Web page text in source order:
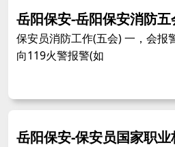
岳阳保安-岳阳保安消防五
保安员消防工作(五会) 一，会报
向119火警报警(如
岳阳保安-保安员国家职